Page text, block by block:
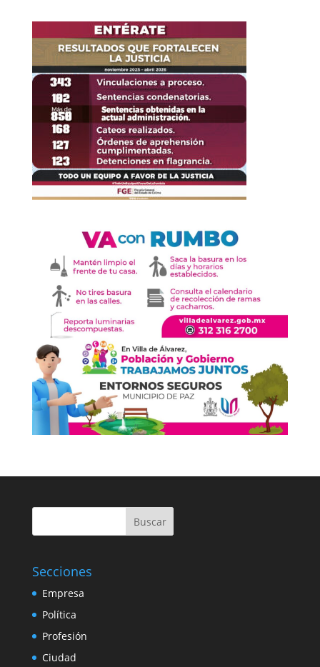
Buscar
Secciones
Empresa
Política
Profesión
Ciudad